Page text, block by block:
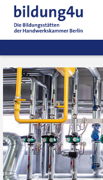
zum
Inhalt
springen
Fußzeile
springen